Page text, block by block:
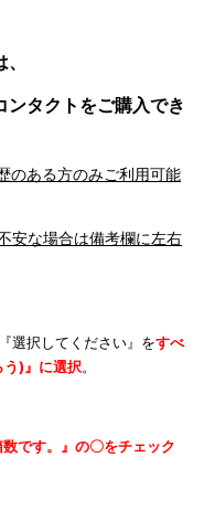
タクトをご購入でき
のある方のみご利用可能
安な場合は備考欄に左右
選択してください』をすべ
う)』に選択。
数です。』の〇をチェック